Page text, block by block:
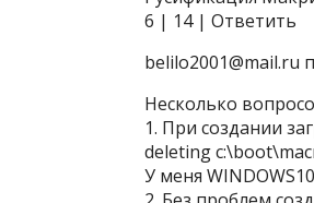
6 | 14 | Ответить
belilo2001@mail.ru
Несколько
1. При создании
deleting
У меня